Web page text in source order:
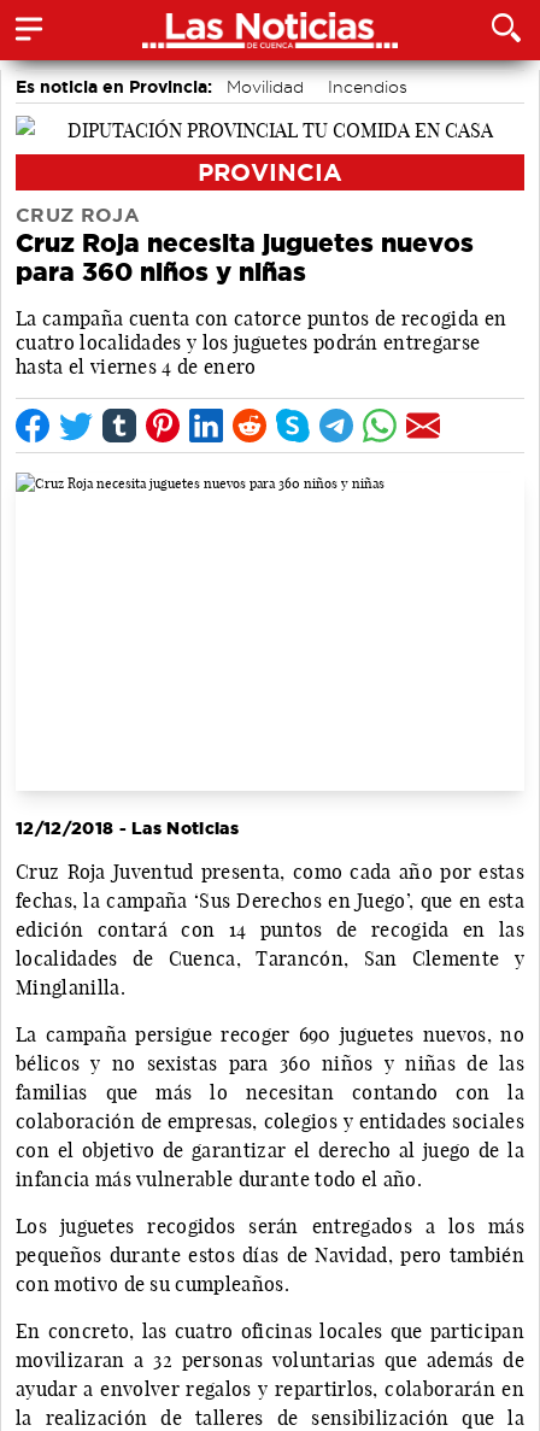
Es noticia en Provincia: Movilidad
Incendios
Medio Ambiente
PROVINCIA
CRUZ ROJA
Cruz Roja necesita juguetes nuevos
para 360 niños y niñas
La campaña cuenta con catorce puntos de recogida en
cuatro localidades y los juguetes podrán entregarse
hasta el viernes 4 de enero
12/12/2018 - Las Noticias
Cruz Roja Juventud presenta, como cada año por estas
fechas, la campaña ‘Sus Derechos en Juego’, que en esta
edición contará con 14 puntos de recogida en las
localidades de Cuenca, Tarancón, San Clemente y
Minglanilla.
La campaña persigue recoger 690 juguetes nuevos, no
bélicos y no sexistas para 360 niños y niñas de las
familias que más lo necesitan contando con la
colaboración de empresas, colegios y entidades sociales
con el objetivo de garantizar el derecho al juego de la
infancia más vulnerable durante todo el año.
Los juguetes recogidos serán entregados a los más
pequeños durante estos días de Navidad, pero también
con motivo de su cumpleaños.
En concreto, las cuatro oficinas locales que participan
movilizaran a 32 personas voluntarias que además de
ayudar a envolver regalos y repartirlos, colaborarán en
la realización de talleres de sensibilización que la